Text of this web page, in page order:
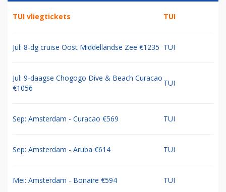
TUI vliegtickets TUI
Jul: 8-dg cruise Oost Middellandse Zee €1235 TUI
Jul: 9-daagse Chogogo Dive & Beach Curacao
€1056
TUI
Sep: Amsterdam - Curacao €569 TUI
Sep: Amsterdam - Aruba €614 TUI
Mei: Amsterdam - Bonaire €594 TUI